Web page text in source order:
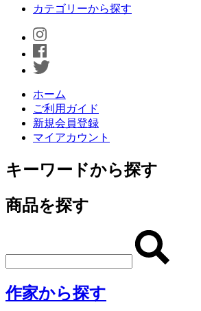
カテゴリーから探す
ホーム
ご利用ガイド
新規会員登録
マイアカウント
キーワードから探す
商品を探す
作家から探す